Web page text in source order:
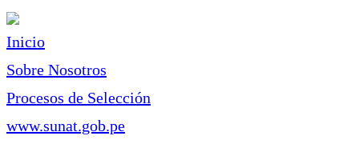
Inicio
Sobre Nosotros
Procesos de Selección
www.sunat.gob.pe